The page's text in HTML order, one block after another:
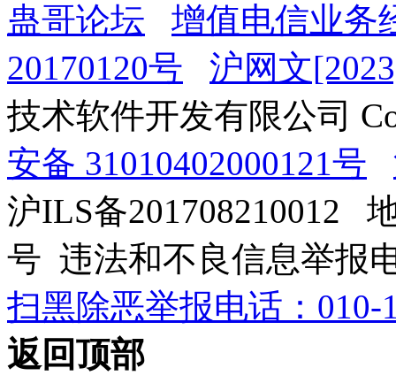
蛊哥论坛
增值电信业务
20170120号
沪网文
技术软件开发有限公司
安备 31010402000121号
沪ILS备201708210012
号 违法和不良信息举报
扫黑除恶举报电话：010-
返回顶部